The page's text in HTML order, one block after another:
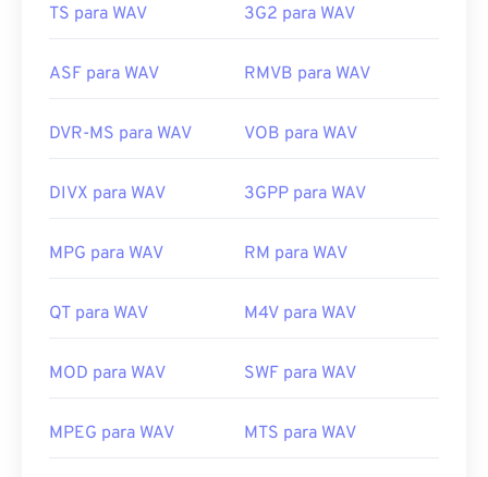
TS para WAV 3G2 para WAV
ASF para WAV RMVB para WAV
DVR-MS para WAV VOB para WAV
DIVX para WAV 3GPP para WAV
MPG para WAV RM para WAV
QT para WAV M4V para WAV
MOD para WAV SWF para WAV
MPEG para WAV MTS para WAV